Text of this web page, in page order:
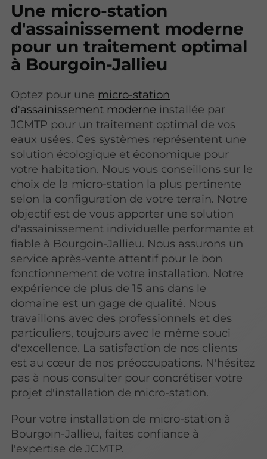
Une micro-station
d'assainissement moderne
pour un traitement optimal
à Bourgoin-Jallieu
Optez pour une micro-station
d'assainissement moderne installée par
JCMTP pour un traitement optimal de vos
eaux usées. Ces systèmes représentent une
solution écologique et économique pour
votre habitation. Nous vous conseillons sur le
choix de la micro-station la plus pertinente
selon la configuration de votre terrain. Notre
objectif est de vous apporter une solution
d'assainissement individuelle performante et
fiable à Bourgoin-Jallieu. Nous assurons un
service après-vente attentif pour le bon
fonctionnement de votre installation. Notre
expérience de plus de 15 ans dans le
domaine est un gage de qualité. Nous
travaillons avec des professionnels et des
particuliers, toujours avec le même souci
d'excellence. La satisfaction de nos clients
est au cœur de nos préoccupations. N'hésitez
pas à nous consulter pour concrétiser votre
projet d'installation de micro-station.
Pour votre installation de micro-station à
Bourgoin-Jallieu, faites confiance à
l'expertise de JCMTP.